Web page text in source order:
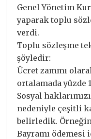
Genel Yönetim
yaparak toplu
verdi.
Toplu sözleşme
şöyledir:
Ücret zammı
ortalamada yüzde
Sosyal
nedeniyle çeşitli
belirledik.
Bayramı ödemesi